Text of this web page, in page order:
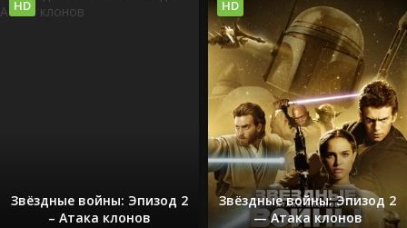
Звёздные войны: Эпизод 2
– Атака клонов
HD
Звёздные войны: Эпизод 2
— Атака клонов
HD